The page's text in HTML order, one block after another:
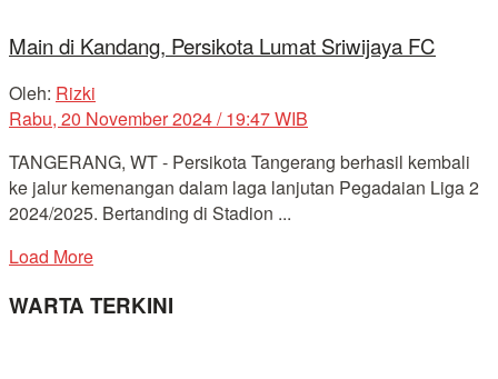
Main di Kandang, Persikota Lumat Sriwijaya FC
Oleh: Rizki
Rabu, 20 November 2024 / 19:47 WIB
TANGERANG, WT - Persikota Tangerang berhasil kembali
ke jalur kemenangan dalam laga lanjutan Pegadaian Liga 2
2024/2025. Bertanding di Stadion ...
Load More
WARTA TERKINI